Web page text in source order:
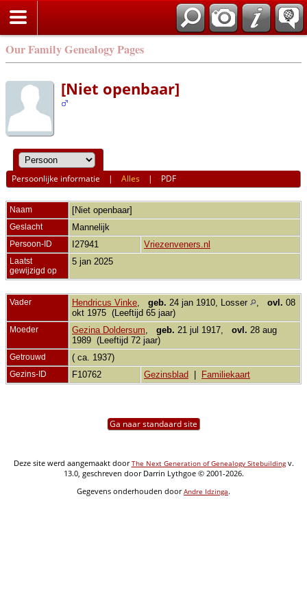
Our Family Genealogy Pages
[Niet openbaar]
Persoonlijke informatie |Alles | PDF
Naam [Niet openbaar]
Geslacht Mannelijk
Persoon-ID I27941 Vriezenveners.nl
Laatst
gewijzigd op
5 jan 2025
Vader Hendricus Vinke geb. 24 jan 1910, Losser ovl. 08
okt 1975 (Leeftijd 65 jaar)
Moeder Gezina Doldersum geb. 21 jul 1917, ovl. 28 aug
1989 (Leeftijd 72 jaar)
Getrouwd ( ca. 1937)
Gezins-ID F10762 Gezinsblad Familiekaart
Ga naar standaard site
Deze site werd aangemaakt doorThe Next Generation of Genealogy Sitebuildingv.
13.0, geschreven door Darrin Lythgoe © 2001-2026.
Gegevens onderhouden doorAndre Idzinga.